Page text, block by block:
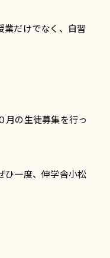
業だけでなく、自習
の生徒募集を行っ
ひ一度、伸学舎小松